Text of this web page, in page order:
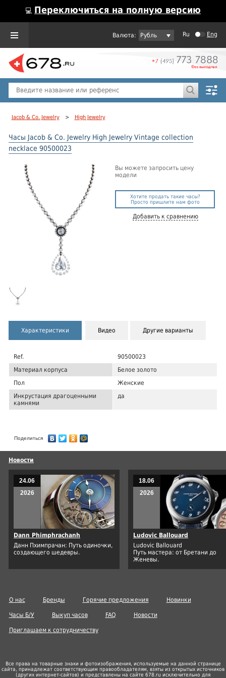
💻 Переключиться на полную версию
Рубль Ru Eng
Jacob & Co. Jewelry > High Jewelry
Часы Jacob & Co. Jewelry High Jewelry Vintage collection
necklace 90500023
Вы можете запросить цену
модели
Хотите продать такие часы?
Просто пришлите нам фото
Добавить к сравнению
Характеристики Видео Другие варианты
Ref.
90500023
Материал корпуса
Белое золото
Пол
Женские
Инкрустация драгоценными
камнями
да
Поделиться
Новости
24.06
2026
Dann Phimphrachanh
Данн Пхимпрачан: Путь одиночки,
создающего шедевры.
18.06
2026
Ludovic Ballouard
Ludovic Ballouard
Путь мастера: от Бретани до
Женевы.
О нас Бренды Горячие предложения Новинки
Часы Б/У Выкуп часов FAQ Новости
Приглашаем к сотрудничеству
Все права на товарные знаки и фотоизображения, используемые на данной странице
сайта, принадлежат соответствующим правообладателям, взяты из открытых источников
(других интернет-сайтов) и представлены на сайте 678.ru исключительно для